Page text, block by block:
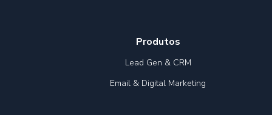
Produtos
Lead Gen & CRM
Email & Digital Marketing